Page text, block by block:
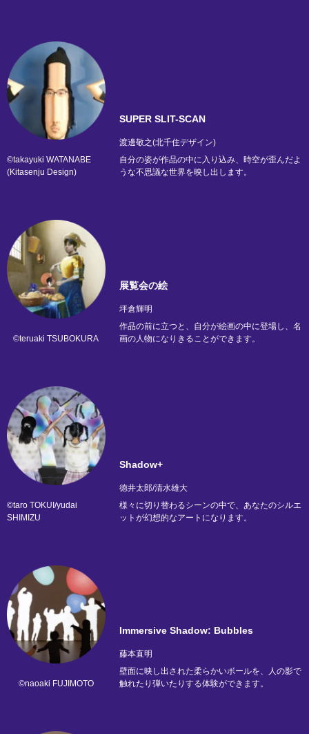
©takayuki WATANABE
(Kitasenju Design)
SUPER SLIT-SCAN
渡邊敬之(北千住デザイン)
自分の姿が作品の中に入り込み、時空が歪んだよ
うな不思議な世界を映し出します。
©teruaki TSUBOKURA
展覧会の絵
坪倉輝明
作品の前に立つと、自分が絵画の中に登場し、名
画の人物になりきることができます。
©taro TOKUI/yudai
SHIMIZU
Shadow+
徳井太郎/清水雄大
様々に切り替わるシーンの中で、あなたのシルエ
ットが幻想的なアートになります。
©naoaki FUJIMOTO
Immersive Shadow: Bubbles
藤本直明
壁面に映し出された柔らかいボールを、人の影で
触れたり弾いたりする体験ができます。